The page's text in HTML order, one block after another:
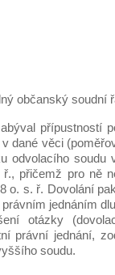
občanský soudní
přípustností
dané věci
odvolacího
přičemž pro ně
o. s. ř. Dovolání
jednáním
otázky
právní jednání,
soudu.